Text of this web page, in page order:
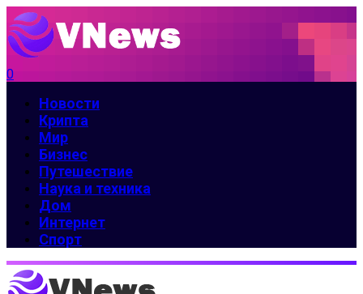
0
Новости
Крипта
Мир
Бизнес
Путешествие
Наука и техника
Дом
Интернет
Спорт